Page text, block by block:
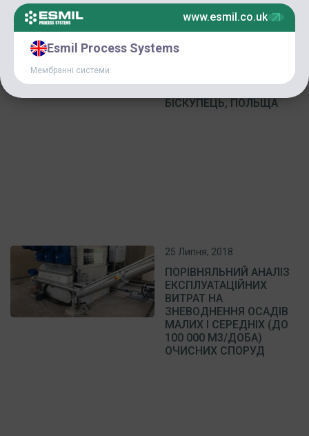
26 Липня, 2018
ВИРОБНИЦТВО ТА
БІСКУПЕЦЬ, ПОЛЬЩА
25 Липня, 2018
ПОРІВНЯЛЬНИЙ АНАЛІЗ
ЕКСПЛУАТАЦІЙНИХ
ВИТРАТ НА
ЗНЕВОДНЕННЯ ОСАДІВ
МАЛИХ І СЕРЕДНІХ (ДО
100 000 М3/ДОБА)
ОЧИСНИХ СПОРУД
www.esmil.co.uk
Esmil Process Systems
Мембранні системи.